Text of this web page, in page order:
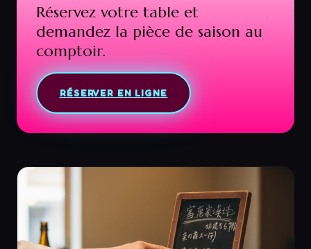
Réservez votre table et
demandez la pièce de saison au
comptoir.
RÉSERVER EN LIGNE